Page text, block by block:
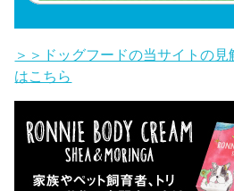
＞＞ドッグフードの当サイトの見
はこちら